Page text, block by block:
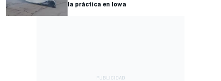
la práctica en Iowa